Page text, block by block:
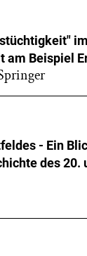
am Beispiel
- Ein
des 20.